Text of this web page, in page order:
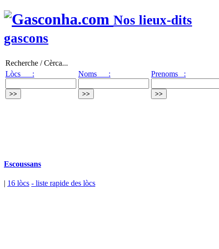
Nos lieux-dits
gascons
Recherche / Cèrca...
Lòcs :
Noms : Prenoms :
Escoussans
| 16 lòcs - liste rapide des lòcs